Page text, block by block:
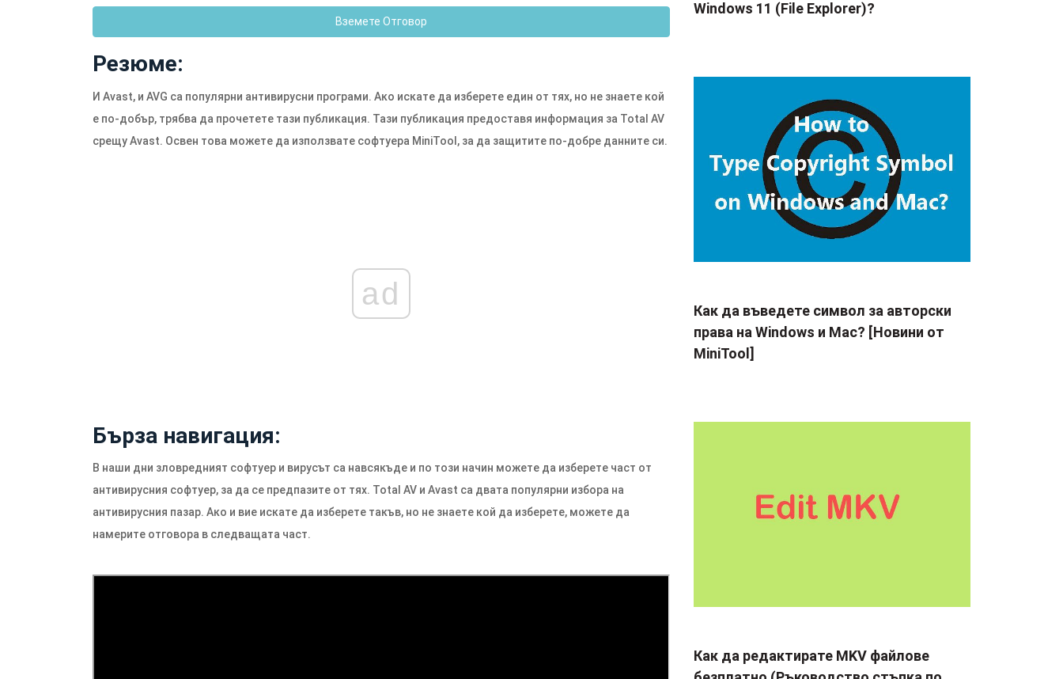
Вземете Отговор
Резюме:
И Avast, и AVG са популярни антивирусни програми. Ако искате да изберете един от тях, но не знаете кой
е по-добър, трябва да прочетете тази публикация. Тази публикация предоставя информация за Total AV
срещу Avast. Освен това можете да използвате софтуера MiniTool, за да защитите по-добре данните си.
ad
Бърза навигация:
В наши дни зловредният софтуер и вирусът са навсякъде и по този начин можете да изберете част от
антивирусния софтуер, за да се предпазите от тях. Total AV и Avast са двата популярни избора на
антивирусния пазар. Ако и вие искате да изберете такъв, но не знаете кой да изберете, можете да
намерите отговора в следващата част.
Windows 11 (File Explorer)?
Как да въведете символ за авторски
права на Windows и Mac? [Новини от
MiniTool]
Как да редактирате MKV файлове